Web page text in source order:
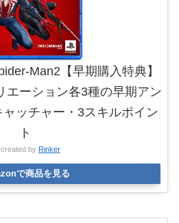
Man2【早期購入特典】
エーション各3種の早期アン
ッチャー・3スキルポイン
ト
created by Rinker
で商品を見る